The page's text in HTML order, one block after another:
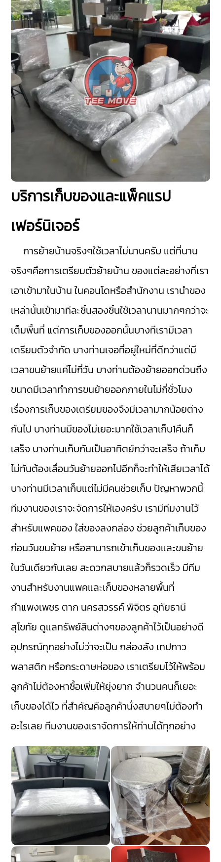
บริการเก็บของและแพ็คแรป
เฟอร์นิเจอร์
การย้ายบ้านจริงๆใช้เวลาไม่นานครับ แต่ที่นาน
จริงๆคือการเตรียมตัวย้ายบ้าน ของแต่ละอย่างที่เรา
เอาเข้ามาในบ้าน ในคอนโดหรือสำนักงาน เรานำของ
เหล่านั้นเข้ามาทีละชิ้นสองชิ้นใช้เวลานานมากๆกว่าจะ
เต็มพื้นที่ แต่การเก็บของออกนั้นบางทีเรามีเวลา
เตรียมตัวจำกัด บางท่านเจอที่อยู่ใหม่ที่ดีกว่าแต่มี
เวลาขนย้ายแค่ไม่กี่วัน บางท่านต้องย้ายออกด่วนถึง
ขนาดมีเวลาทำการขนย้ายออกภายในไม่กี่ชั่วโมง
เรื่องการเก็บของเตรียมของจึงมีเวลามากน้อยต่าง
กันไป บางท่านมีของไม่เยอะมากใช้เวลาเก็บ1คืนก็
เสร็จ บางท่านเก็บกันเป็นอาทิตย์กว่าจะเสร็จ ถ้าเก็บ
ไม่ทันต้องเลื่อนวันย้ายออกไปอีกก็จะทำให้เสียเวลาได้
บางท่านมีเวลาเก็บแต่ไม่มีคนช่วยเก็บ ปัญหาพวกนี้
ทีมงานของเราจะจัดการให้เองครับ เรามีทีมงานไว้
สำหรับแพคของ ใส่ของลงกล่อง ช่วยลูกค้าเก็บของ
ก่อนวันขนย้าย หรือสามารถเข้าเก็บของและขนย้าย
ในวันเดียวกันเลย สะดวกสบายแล้วก็รวดเร็ว มีทีม
งานสำหรับงานแพคและเก็บของหลายพื้นที่
กำแพงเพชร ตาก นครสวรรค์ พิจิตร อุทัยธานี
สุโขทัย ดูแลทรัพย์สินต่างๆของลูกค้าไว้เป็นอย่างดี
อุปกรณ์ทุกอย่างไม่ว่าจะเป็น กล่องลัง เทปกาว
พลาสติก หรือกระดาษห่อของ เราเตรียมไว้ให้พร้อม
ลูกค้าไม่ต้องหาซื้อเพิ่มให้ยุ่งยาก จำนวนคนก็เยอะ
เก็บของได้ไว ที่สำคัญคือลูกค้านั่งสบายๆไม่ต้องทำ
อะไรเลย ทีมงานของเราจัดการให้ท่านได้ทุกอย่าง